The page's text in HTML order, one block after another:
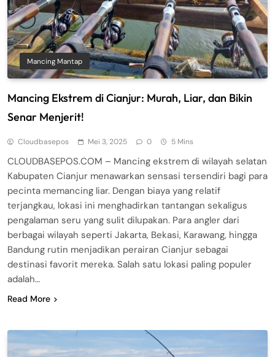
Mancing Mantap
Mancing Ekstrem di Cianjur: Murah, Liar, dan Bikin
Senar Menjerit!
Cloudbasepos Mei 3, 2025 0 5 Mins
CLOUDBASEPOS.COM – Mancing ekstrem di wilayah selatan
Kabupaten Cianjur menawarkan sensasi tersendiri bagi para
pecinta memancing liar. Dengan biaya yang relatif
terjangkau, lokasi ini menghadirkan tantangan sekaligus
pengalaman seru yang sulit dilupakan. Para angler dari
berbagai wilayah seperti Jakarta, Bekasi, Karawang, hingga
Bandung rutin menjadikan perairan Cianjur sebagai
destinasi favorit mereka. Salah satu lokasi paling populer
adalah…
Read More